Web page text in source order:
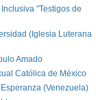
"Testigos de
(Iglesia Luterana
Amado
Católica de México
(Venezuela)